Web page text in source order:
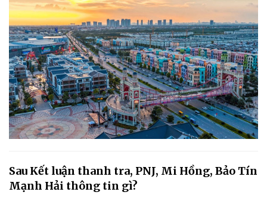
Sau Kết luận thanh tra, PNJ, Mi Hồng, Bảo Tín
Mạnh Hải thông tin gì?